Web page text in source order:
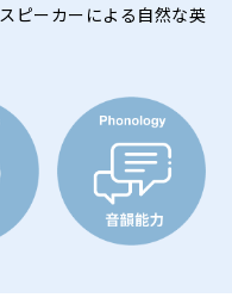
ピーカーによる自然な英